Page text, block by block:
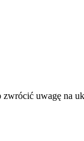
uwagę na